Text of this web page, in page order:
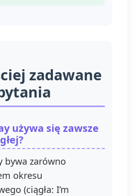
zadawane
używa się zawsze
bywa zarówno
okresu
(ciągła: I’m